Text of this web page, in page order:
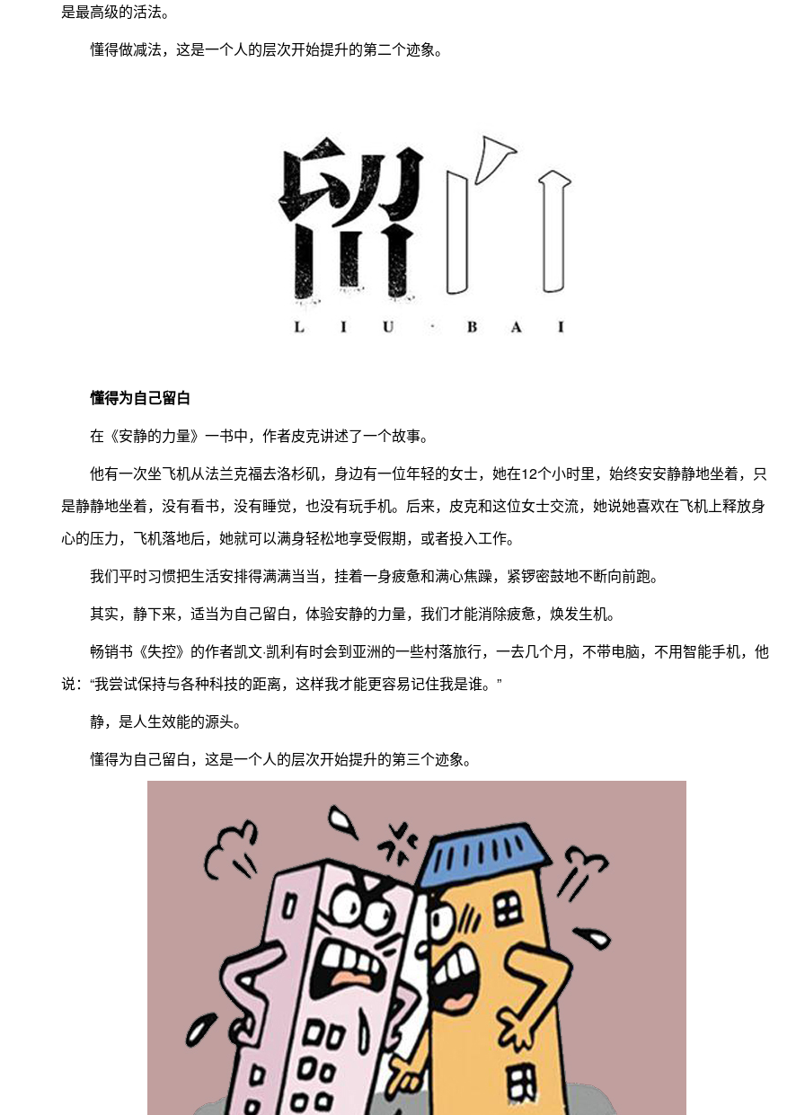
是最高级的活法。
懂得做减法，这是一个人的层次开始提升的第二个迹象。
懂得为自己留白
在《安静的力量》一书中，作者皮克讲述了一个故事。
他有一次坐飞机从法兰克福去洛杉矶，身边有一位年轻的女士，她在12个小时里，始终安安静静地坐着，只
是静静地坐着，没有看书，没有睡觉，也没有玩手机。后来，皮克和这位女士交流，她说她喜欢在飞机上释放身
心的压力，飞机落地后，她就可以满身轻松地享受假期，或者投入工作。
我们平时习惯把生活安排得满满当当，挂着一身疲惫和满心焦躁，紧锣密鼓地不断向前跑。
其实，静下来，适当为自己留白，体验安静的力量，我们才能消除疲惫，焕发生机。
畅销书《失控》的作者凯文·凯利有时会到亚洲的一些村落旅行，一去几个月，不带电脑，不用智能手机，他
说：“我尝试保持与各种科技的距离，这样我才能更容易记住我是谁。”
静，是人生效能的源头。
懂得为自己留白，这是一个人的层次开始提升的第三个迹象。